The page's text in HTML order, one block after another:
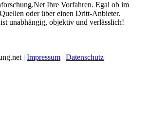
Ihre Vorfahren. Egal ob im
oder über einen Dritt-Anbieter.
unabhängig, objektiv und verlässlich!
| Impressum | Datenschutz